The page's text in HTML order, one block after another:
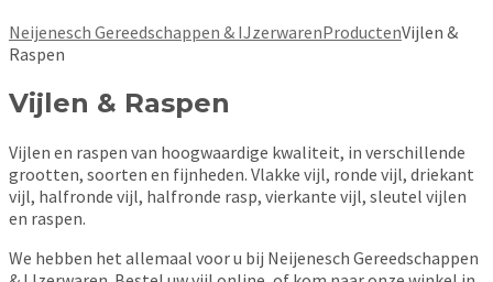
Neijenesch Gereedschappen & IJzerwarenProductenVijlen &
Raspen
Vijlen & Raspen
Vijlen en raspen van hoogwaardige kwaliteit, in verschillende
grootten, soorten en fijnheden. Vlakke vijl, ronde vijl, driekant
vijl, halfronde vijl, halfronde rasp, vierkante vijl, sleutel vijlen
en raspen.
We hebben het allemaal voor u bij Neijenesch Gereedschappen